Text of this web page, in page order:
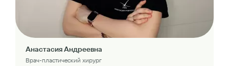
Анастасия Андреевна
Врач-пластический хирург